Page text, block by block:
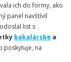
ich do formy, ako
panel navštívil
list s
bakalárske a
poskytuje, na